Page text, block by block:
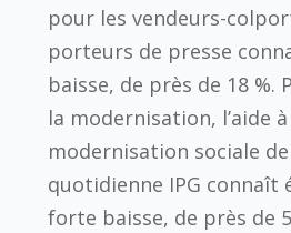
pour les vendeurs-
porteurs de presse
baisse, de près de 18 %.
la modernisation, l’aide
modernisation sociale
quotidienne IPG connaît
forte baisse, de près de